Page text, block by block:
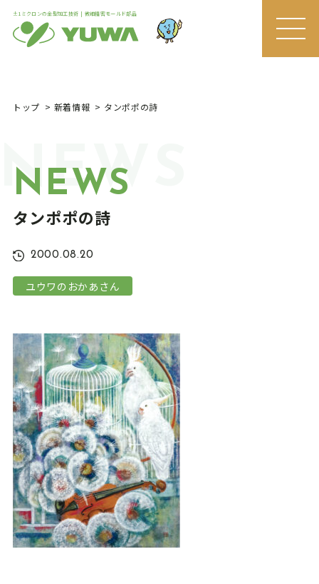
±1ミクロンの金型加工技術 | 微細精密モールド部品
MEN
U
トップ 新着情報 タンポポの詩
NEWS
タンポポの詩
2000.08.20
ユウワのおかあさん